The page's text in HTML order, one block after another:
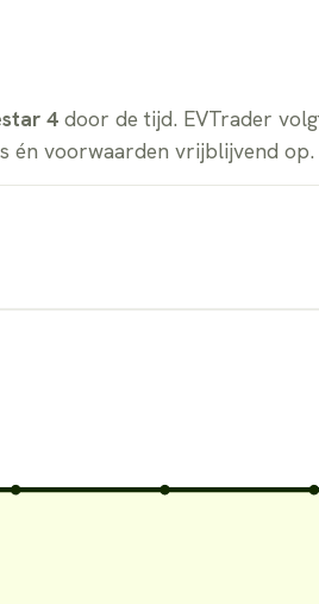
4 door de tijd. EVTrader
én voorwaarden vrijblijvend op.